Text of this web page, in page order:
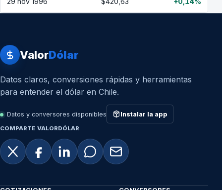
ValorDólar
Datos claros, conversiones rápidas y herramientas
para entender el dólar en Chile.
Datos y conversores disponibles Instalar la app
COMPARTE VALORDÓLAR